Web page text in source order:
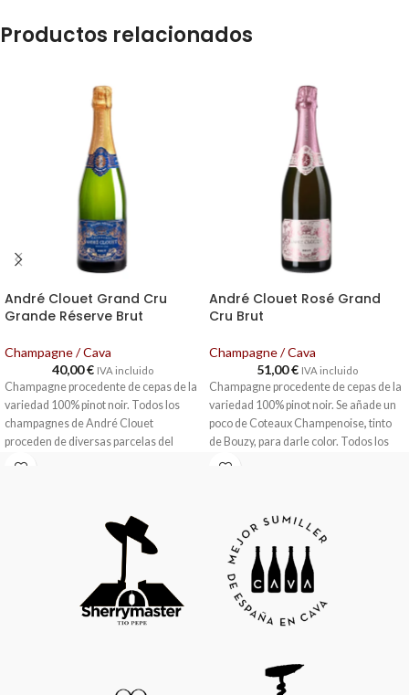
Productos relacionados
André Clouet Grand Cru
Grande Réserve Brut
Champagne / Cava
40,00€ IVA incluido
Champagne procedente de cepas de la
variedad 100% pinot noir. Todos los
champagnes de André Clouet
proceden de diversas parcelas del
pueblo de Bouzy, todas ellas
acero inoxidable. La vinificación se
lleva a cabo en una tradicional bodega,
casi arcaica. Una antigua prensa alta y
vertical consigue mostos finos y
equilibrados. Los mostos pasan a
pequeñas tinas donde realizan la
fermentación alcohólica, entre 16ºC y
André Clouet Rosé Grand
Cru Brut
Champagne / Cava
51,00€ IVA incluido
Champagne procedente de cepas de la
variedad 100% pinot noir. Se añade un
poco de Coteaux Champenoise, tinto
de Bouzy, para darle color. Todos los
champagnes de André Clouet
clasificadas como Grand Cru. Cosecha
manual. Fermentación en tanques de
acero inoxidable. La vinificación se
lleva a cabo en una tradicional bodega,
casi arcaica. Una antigua prensa alta y
vertical consigue mostos finos y
equilibrados. Los mostos pasan a
18ºC, y la maloláctica, a 18ºC.